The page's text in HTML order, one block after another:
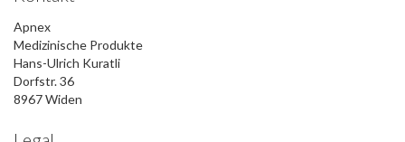
Apnex
Medizinische Produkte
Hans-Ulrich Kuratli
Dorfstr. 36
8967 Widen